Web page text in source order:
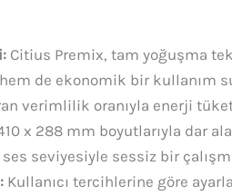
Citius Premix, tam yoğuşma
de ekonomik bir kullanım
verimlilik oranıyla enerji
x 288 mm boyutlarıyla dar
ses seviyesiyle sessiz bir
Kullanıcı tercihlerine göre